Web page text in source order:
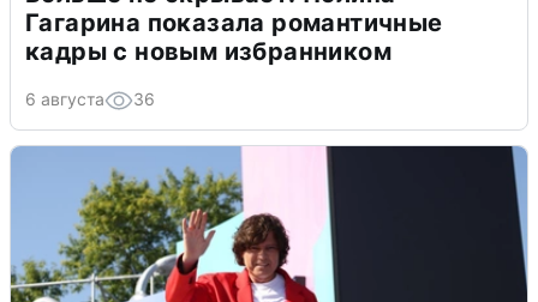
Гагарина показала романтичные
кадры с новым избранником
6 августа 36